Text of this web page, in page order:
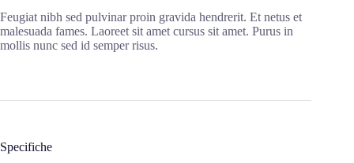
Feugiat nibh sed pulvinar proin gravida hendrerit. Et netus et
malesuada fames. Laoreet sit amet cursus sit amet. Purus in
mollis nunc sed id semper risus.
Specifiche